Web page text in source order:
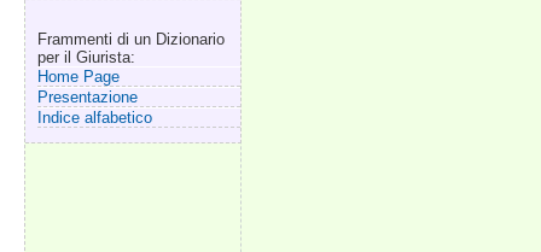
Frammenti di un Dizionario
per il Giurista:
Home Page
Presentazione
Indice alfabetico